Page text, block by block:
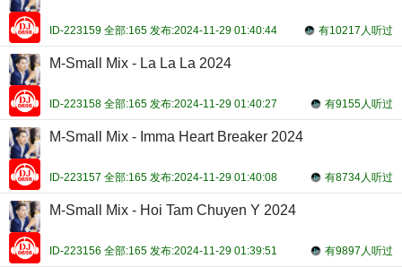
有10217人听过
ID-223159 全部:165 发布:2024-11-29 01:40:44
M-Small Mix - La La La 2024
有9155人听过
ID-223158 全部:165 发布:2024-11-29 01:40:27
M-Small Mix - Imma Heart Breaker 2024
有8734人听过
ID-223157 全部:165 发布:2024-11-29 01:40:08
M-Small Mix - Hoi Tam Chuyen Y 2024
有9897人听过
ID-223156 全部:165 发布:2024-11-29 01:39:51